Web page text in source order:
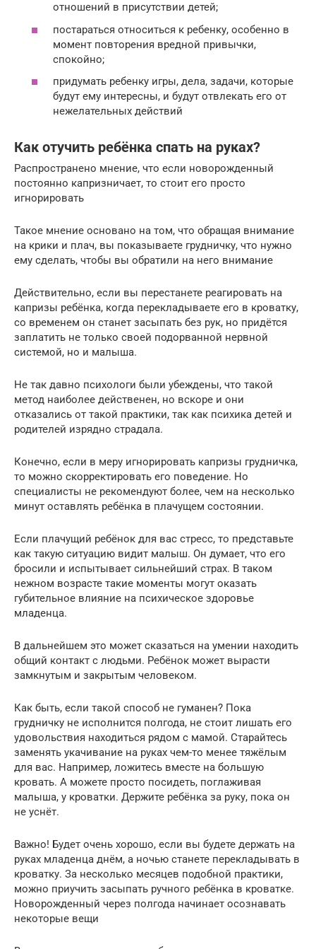
отношений в присутствии детей;
постараться относиться к ребенку, особенно в
момент повторения вредной привычки,
спокойно;
придумать ребенку игры, дела, задачи, которые
будут ему интересны, и будут отвлекать его от
нежелательных действий
Как отучить ребёнка спать на руках?
Распространено мнение, что если новорожденный
постоянно капризничает, то стоит его просто
игнорировать
Такое мнение основано на том, что обращая внимание
на крики и плач, вы показываете грудничку, что нужно
ему сделать, чтобы вы обратили на него внимание
Действительно, если вы перестанете реагировать на
капризы ребёнка, когда перекладываете его в кроватку,
со временем он станет засыпать без рук, но придётся
заплатить не только своей подорванной нервной
системой, но и малыша.
Не так давно психологи были убеждены, что такой
метод наиболее действенен, но вскоре и они
отказались от такой практики, так как психика детей и
родителей изрядно страдала.
Конечно, если в меру игнорировать капризы грудничка,
то можно скорректировать его поведение. Но
специалисты не рекомендуют более, чем на несколько
минут оставлять ребёнка в плачущем состоянии.
Если плачущий ребёнок для вас стресс, то представьте
как такую ситуацию видит малыш. Он думает, что его
бросили и испытывает сильнейший страх. В таком
нежном возрасте такие моменты могут оказать
губительное влияние на психическое здоровье
младенца.
В дальнейшем это может сказаться на умении находить
общий контакт с людьми. Ребёнок может вырасти
замкнутым и закрытым человеком.
Как быть, если такой способ не гуманен? Пока
грудничку не исполнится полгода, не стоит лишать его
удовольствия находиться рядом с мамой. Старайтесь
заменять укачивание на руках чем-то менее тяжёлым
для вас. Например, ложитесь вместе на большую
кровать. А можете просто посидеть, поглаживая
малыша, у кроватки. Держите ребёнка за руку, пока он
не уснёт.
Важно! Будет очень хорошо, если вы будете держать на
руках младенца днём, а ночью станете перекладывать в
кроватку. За несколько месяцев подобной практики,
можно приучить засыпать ручного ребёнка в кроватке.
Новорожденный через полгода начинает осознавать
некоторые вещи